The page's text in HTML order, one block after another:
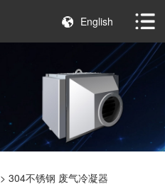
English
> 304不锈钢 废气冷凝器